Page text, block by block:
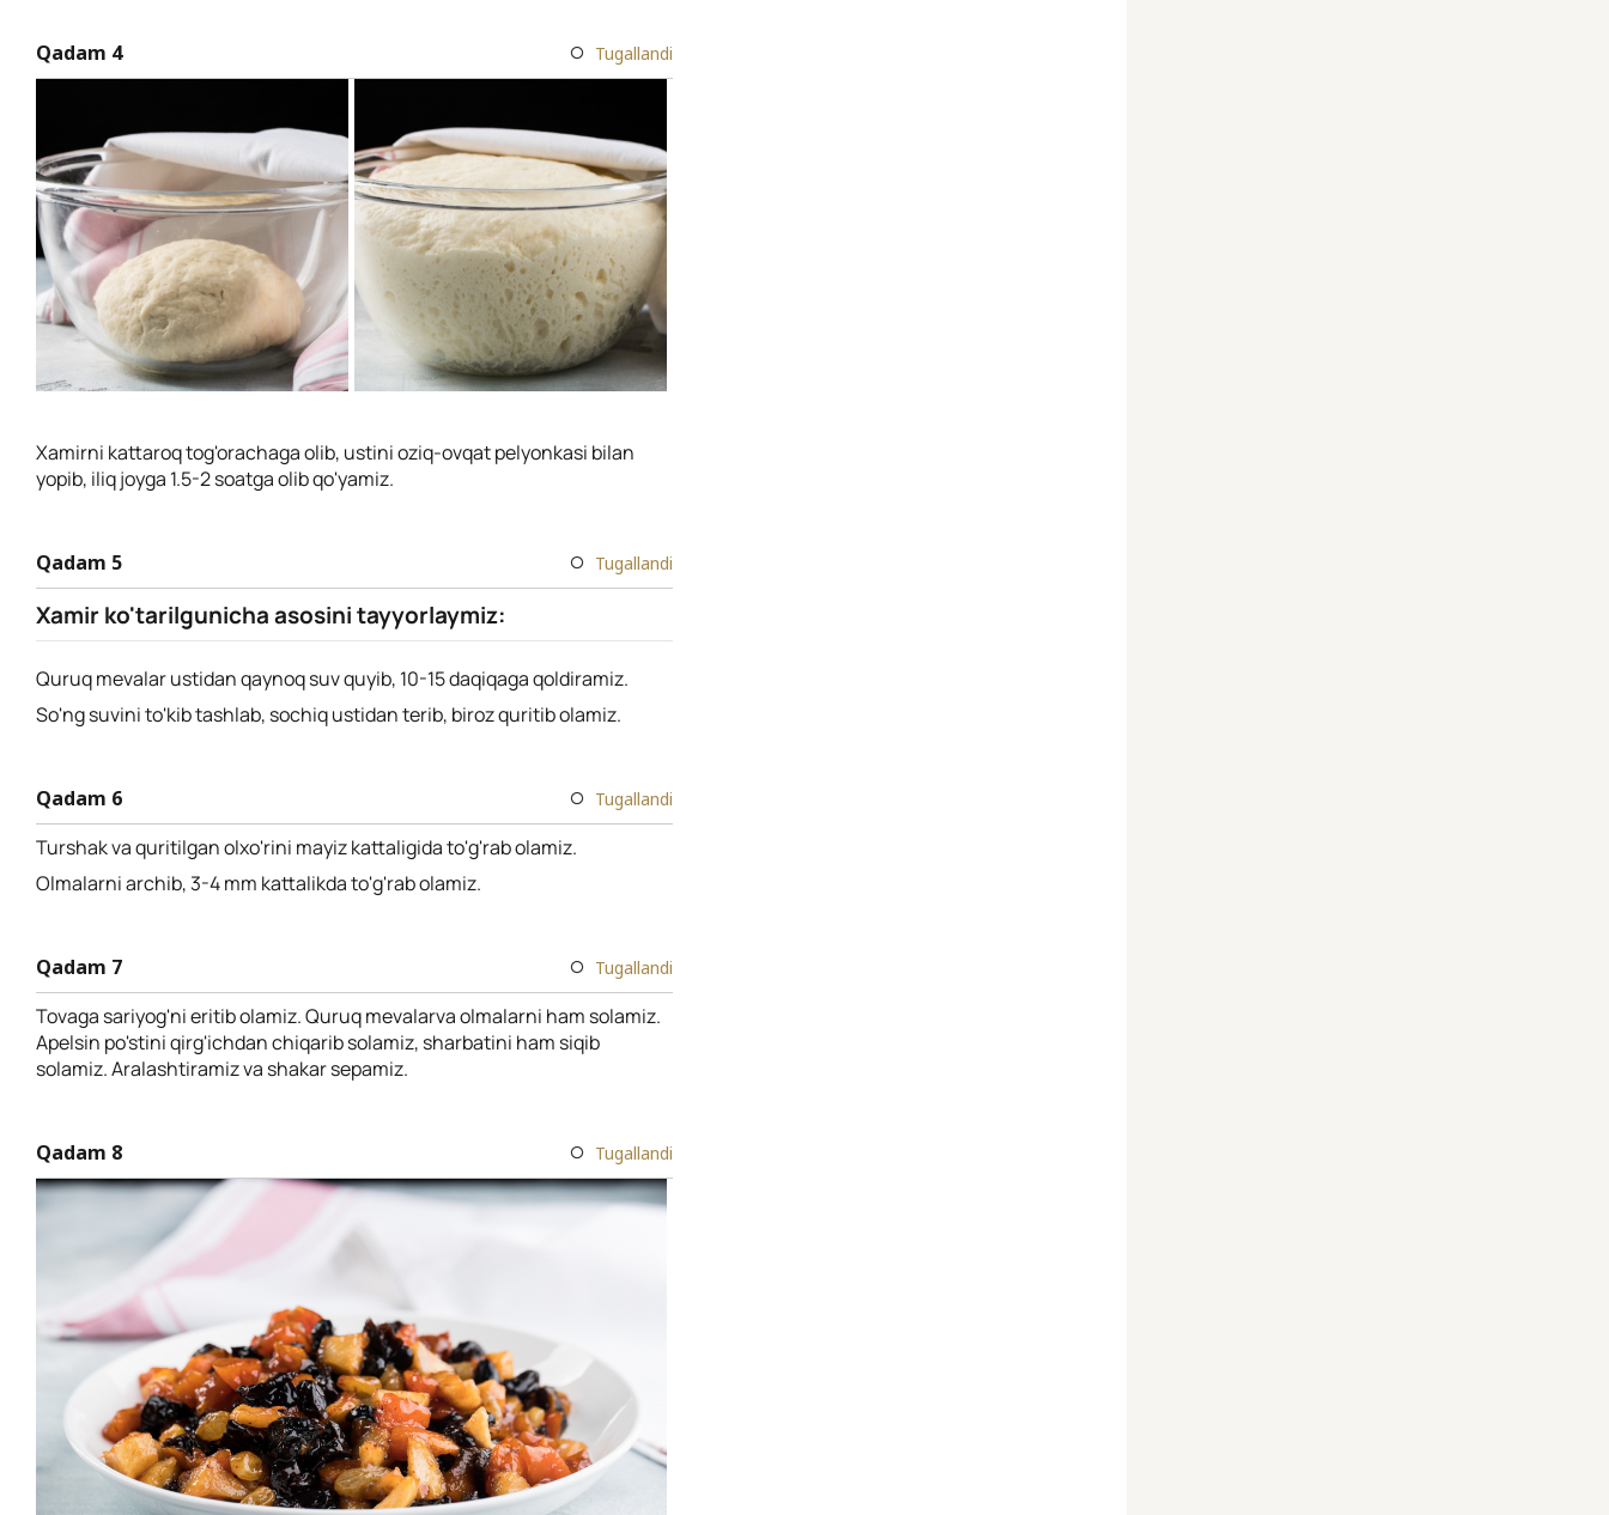
Qadam 4 Tugallandi
Xamirni kattaroq tog'orachaga olib, ustini oziq-ovqat pelyonkasi bilan
yopib, iliq joyga 1.5-2 soatga olib qo'yamiz.
Qadam 5 Tugallandi
Xamir ko'tarilgunicha asosini tayyorlaymiz:
Quruq mevalar ustidan qaynoq suv quyib, 10-15 daqiqaga qoldiramiz.
So'ng suvini to'kib tashlab, sochiq ustidan terib, biroz quritib olamiz.
Qadam 6 Tugallandi
Turshak va quritilgan olxo'rini mayiz kattaligida to'g'rab olamiz.
Olmalarni archib, 3-4 mm kattalikda to'g'rab olamiz.
Qadam 7 Tugallandi
Tovaga sariyog'ni eritib olamiz. Quruq mevalarva olmalarni ham solamiz.
Apelsin po'stini qirg'ichdan chiqarib solamiz, sharbatini ham siqib
solamiz. Aralashtiramiz va shakar sepamiz.
Qadam 8 Tugallandi